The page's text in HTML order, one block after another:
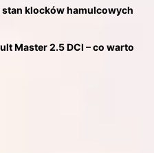
klocków hamulcowych
Master 2.5 DCI – co warto